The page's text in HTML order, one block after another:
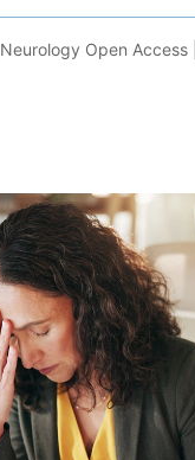
Neurology Open Access|